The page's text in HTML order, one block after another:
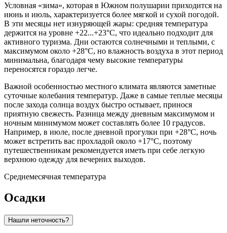
Условная «зима», которая в Южном полушарии приходится на
июнь и июль, характеризуется более мягкой и сухой погодой.
В эти месяцы нет изнуряющей жары: средняя температура
держится на уровне +22...+23°C, что идеально подходит для
активного туризма. Дни остаются солнечными и теплыми, с
максимумом около +28°C, но влажность воздуха в этот период
минимальна, благодаря чему высокие температуры
переносятся гораздо легче.
Важной особенностью местного климата являются заметные
суточные колебания температур. Даже в самые теплые месяцы
после захода солнца воздух быстро остывает, принося
приятную свежесть. Разница между дневным максимумом и
ночным минимумом может составлять более 10 градусов.
Например, в июле, после дневной прогулки при +28°C, ночь
может встретить вас прохладой около +17°C, поэтому
путешественникам рекомендуется иметь при себе легкую
верхнюю одежду для вечерних выходов.
Среднемесячная температура
Осадки
Нашли неточность?